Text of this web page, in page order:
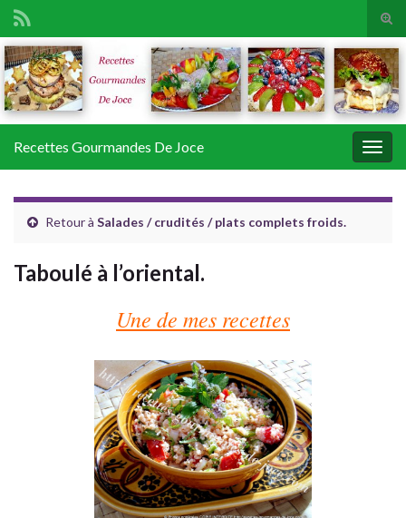
Search for:
Recettes Gourmandes De Joce
Retour à Salades / crudités / plats complets froids.
Taboulé à l’oriental.
Une de mes recettes